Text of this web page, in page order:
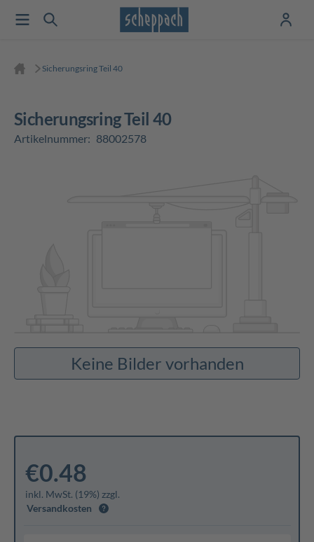
Sicherungsring Teil 40
Sicherungsring Teil 40
Artikelnummer: 88002578
Keine Bilder vorhanden
€0.48
inkl. MwSt. (19%) zzgl.
Versandkosten